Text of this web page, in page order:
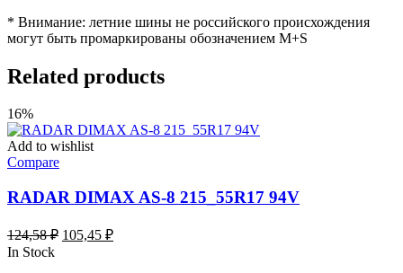
* Внимание: летние шины не российского происхождения
могут быть промаркированы обозначением M+S
Related products
16%
Add to wishlist
Compare
RADAR DIMAX AS-8 215_55R17 94V
124,58₽ Первоначальная
105,45 ₽Текущая
In Stock